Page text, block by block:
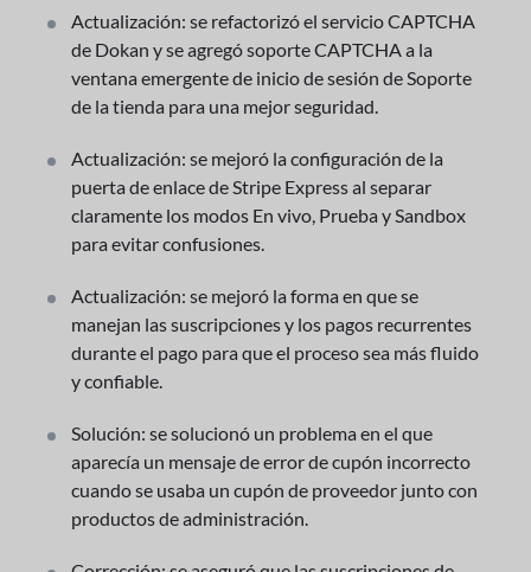
Actualización: se refactorizó el servicio CAPTCHA
de Dokan y se agregó soporte CAPTCHA a la
ventana emergente de inicio de sesión de Soporte
de la tienda para una mejor seguridad.
Actualización: se mejoró la configuración de la
puerta de enlace de Stripe Express al separar
claramente los modos En vivo, Prueba y Sandbox
para evitar confusiones.
Actualización: se mejoró la forma en que se
manejan las suscripciones y los pagos recurrentes
durante el pago para que el proceso sea más fluido
y confiable.
Solución: se solucionó un problema en el que
aparecía un mensaje de error de cupón incorrecto
cuando se usaba un cupón de proveedor junto con
productos de administración.